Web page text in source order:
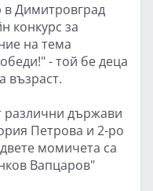
в Димитровград
конкурс за
на тема
- той бе деца
възраст.
различни държави
Петрова и 2-ро
момичета са
Вапцаров"